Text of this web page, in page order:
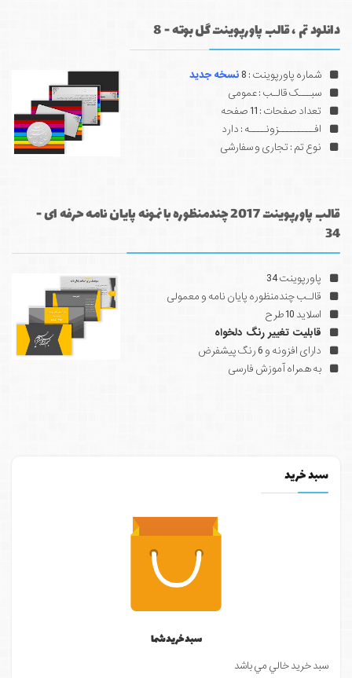
دانلود تم ، قالب پاورپوینت گل بوته - 8
شماره پاورپوینت : 8
نسخه جدید
سبـــک قالـب : عمومی
تعداد صفحات : 11 صفحه
افـــــــــزونــــه : دارد
نوع تم : تجاری و سفارشی
قالب پاورپوینت 2017 چندمنظوره با نمونه پایان نامه حرفه ای -
34
پاورپوینت 34
قالـب چندمنظوره پایان نامه و معمولی
اسلاید 10 طرح
قابلیت تغییر رنگ دلخواه
دارای افزونه و 6 رنگ پیشفرض
به همراه آموزش فارسی
سبد خرید
سبد خرید شما
سبد خرید خالي مي باشد